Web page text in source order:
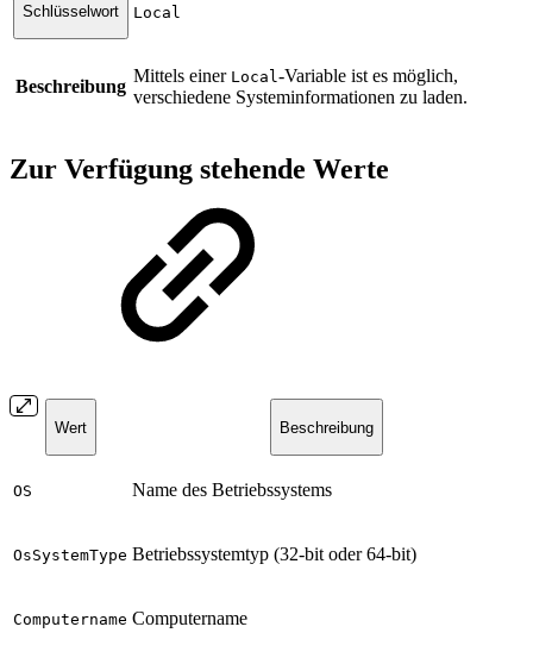
Schlüsselwort Local
Beschreibung
Mittels einer Local -Variable ist es möglich,
verschiedene Systeminformationen zu laden.
Zur Verfügung stehende Werte
Wert Beschreibung
OS Name des Betriebssystems
OsSystemType Betriebssystemtyp (32-bit oder 64-bit)
Computername Computername